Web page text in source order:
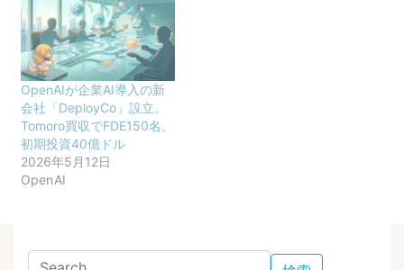
OpenAIが企業AI導入の新
会社「DeployCo」設立。
Tomoro買収でFDE150名、
初期投資40億ドル
2026年5月12日
OpenAI